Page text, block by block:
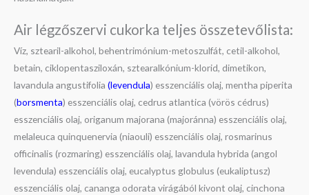
Air légzőszervi cukorka teljes összetevőlista:
Víz, sztearil-alkohol, behentrimónium-metoszulfát, cetil-alkohol,
betain, ciklopentasziloxán, sztearalkónium-klorid, dimetikon,
lavandula angustifolia (levendula) esszenciális olaj, mentha piperita
(borsmenta) esszenciális olaj, cedrus atlantica (vörös cédrus)
esszenciális olaj, origanum majorana (majoránna) esszenciális olaj,
melaleuca quinquenervia (niaouli) esszenciális olaj, rosmarinus
officinalis (rozmaring) esszenciális olaj, lavandula hybrida (angol
levendula) esszenciális olaj, eucalyptus globulus (eukaliptusz)
esszenciális olaj, cananga odorata virágából kivont olaj, cinchona